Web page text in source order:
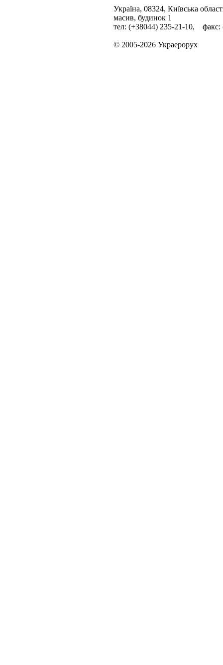
Україна, 08324, Київська
масив, будинок 1
тел: (+38044) 235-21-10, факс:
© 2005-2026 Украерорух